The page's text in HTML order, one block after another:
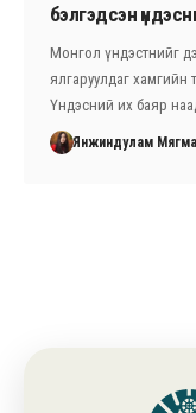
бэлгэдсэн
Монгол үндэстнийг
ялгаруулдаг хамгийн
Үндэсний их баяр
Янжиндулам